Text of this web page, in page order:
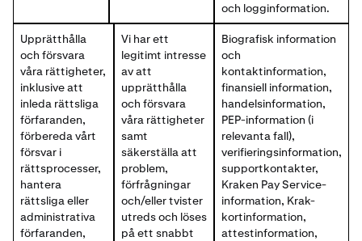
och logginformation.
Upprätthålla
och försvara
våra rättigheter,
inklusive att
inleda rättsliga
förfaranden,
förbereda vårt
försvar i
rättsprocesser,
hantera
rättsliga eller
administrativa
förfaranden,
Vi har ett
legitimt intresse
av att
upprätthålla
och försvara
våra rättigheter
samt
säkerställa att
problem,
förfrågningar
och/eller tvister
utreds och löses
på ett snabbt
Biografisk information
och
kontaktinformation,
finansiell information,
handelsinformation,
PEP-information (i
relevanta fall),
verifieringsinformation,
supportkontakter,
Kraken Pay Service-
information, Krak-
kortinformation,
attestinformation,